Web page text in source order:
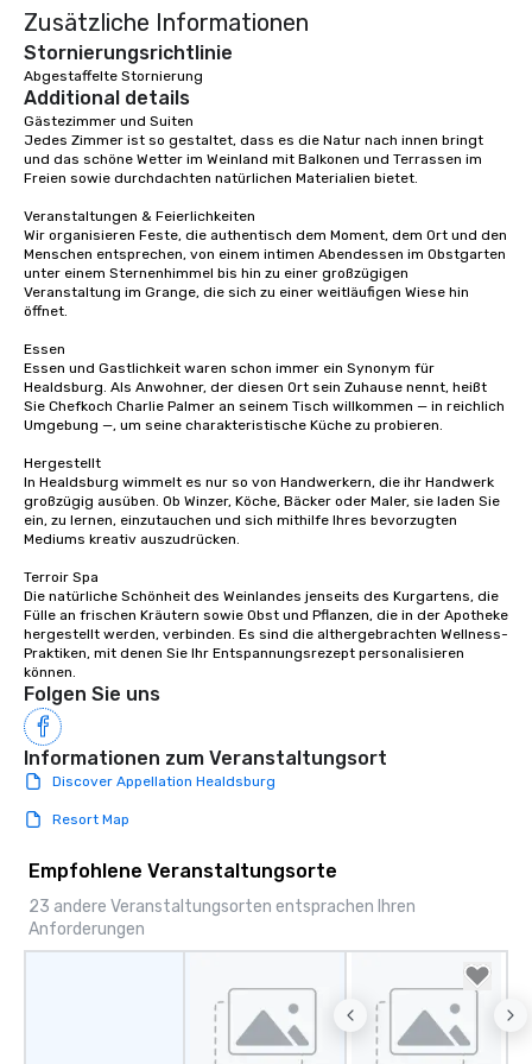
traverse along the
experiences not only
Lip Smacking Foodie
groups, small or large.
experiences can
choice for any
Stress-Free Booking
a tour is stress-free
knowing that
of from the moment
have nothing to worry
remember to submit
date any dietary
about waiting in line
be printed featuring
which can be an
those Instagram
For added ease, we
Zusätzliche Informationen
Stornierungsrichtlinie
Abgestaffelte Stornierung
Additional details
Gästezimmer und Suiten
Jedes Zimmer ist so gestaltet, dass es die Natur nach innen bringt
und das schöne Wetter im Weinland mit Balkonen und Terrassen im
Freien sowie durchdachten natürlichen Materialien bietet.
Veranstaltungen & Feierlichkeiten
Wir organisieren Feste, die authentisch dem Moment, dem Ort und den
Menschen entsprechen, von einem intimen Abendessen im Obstgarten
unter einem Sternenhimmel bis hin zu einer großzügigen
Veranstaltung im Grange, die sich zu einer weitläufigen Wiese hin
öffnet.
Essen
Essen und Gastlichkeit waren schon immer ein Synonym für
Healdsburg. Als Anwohner, der diesen Ort sein Zuhause nennt, heißt
Sie Chefkoch Charlie Palmer an seinem Tisch willkommen — in reichlich
Umgebung —, um seine charakteristische Küche zu probieren.
Hergestellt
In Healdsburg wimmelt es nur so von Handwerkern, die ihr Handwerk
großzügig ausüben. Ob Winzer, Köche, Bäcker oder Maler, sie laden Sie
ein, zu lernen, einzutauchen und sich mithilfe Ihres bevorzugten
Mediums kreativ auszudrücken.
Terroir Spa
Die natürliche Schönheit des Weinlandes jenseits des Kurgartens, die
Fülle an frischen Kräutern sowie Obst und Pflanzen, die in der Apotheke
hergestellt werden, verbinden. Es sind die althergebrachten Wellness-
Praktiken, mit denen Sie Ihr Entspannungsrezept personalisieren
können.
Folgen Sie uns
Informationen zum Veranstaltungsort
Discover Appellation Healdsburg
Resort Map
Empfohlene Veranstaltungsorte
23 andere Veranstaltungsorten entsprachen Ihren
Anforderungen